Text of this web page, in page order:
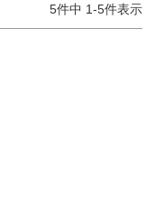
5件中 1-5件表示